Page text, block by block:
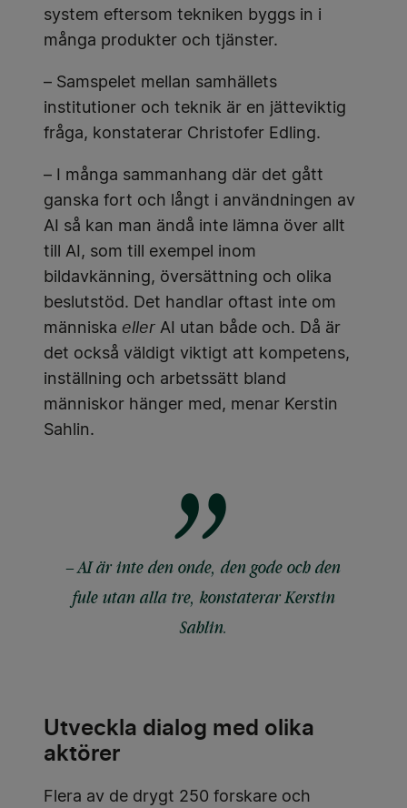
system eftersom tekniken byggs in i
många produkter och tjänster.
– Samspelet mellan samhällets
institutioner och teknik är en jätteviktig
fråga, konstaterar Christofer Edling.
– I många sammanhang där det gått
ganska fort och långt i användningen av
AI så kan man ändå inte lämna över allt
till AI, som till exempel inom
bildavkänning, översättning och olika
beslutstöd. Det handlar oftast inte om
människa eller AI utan både och. Då är
det också väldigt viktigt att kompetens,
inställning och arbetssätt bland
människor hänger med, menar Kerstin
Sahlin.
– AI är inte den onde, den gode och den
fule utan alla tre, konstaterar Kerstin
Sahlin.
Utveckla dialog med olika
aktörer
Flera av de drygt 250 forskare och